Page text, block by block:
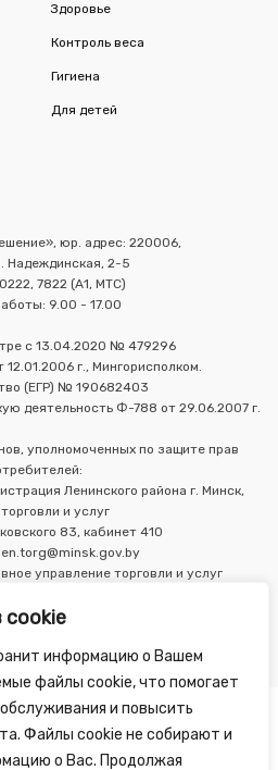
cookie
информацию о Вашем
файлы cookie, что помогает
и повысить
Файлы cookie не собирают и
о Вас. Продолжая
Здоровье
Контроль веса
Гигиена
Для детей
юр. адрес: 220006,
Надеждинская, 2-5
7822 (А1, МТС)
9.00 - 17.00
с 13.04.2020 № 479296
г., Мингорисполком.
(ЕГР) № 190682403
деятельность Ф-788 от 29.06.2007 г.
уполномоченных по защите прав
Ленинского района г. Минск,
и услуг
83, кабинет 410
управление торговли и услуг